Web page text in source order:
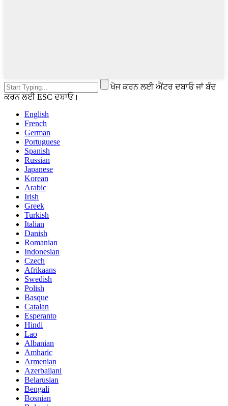
ਖੋਜ ਕਰਨ ਲਈ ਐਂਟਰ ਦਬਾਓ ਜਾਂ ਬੰਦ
ਕਰਨ ਲਈ ESC ਦਬਾਓ।
English
French
German
Portuguese
Spanish
Russian
Japanese
Korean
Arabic
Irish
Greek
Turkish
Italian
Danish
Romanian
Indonesian
Czech
Afrikaans
Swedish
Polish
Basque
Catalan
Esperanto
Hindi
Lao
Albanian
Amharic
Armenian
Azerbaijani
Belarusian
Bengali
Bosnian